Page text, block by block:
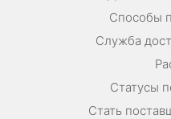
Способы
Служба
Статусы
Стать